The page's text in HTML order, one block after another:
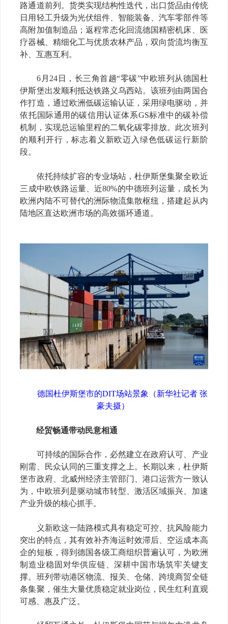
路通道前列。货类实现结构性迭代，出口货品由传统
日用轻工升级为光伏组件、智能装备、汽车零部件等
高附加值制造品；返程常态化回流德国精密机床、医
疗器械、精细化工与优质农林产品，双向货流均衡互
补、互惠互利。
6月24日，长三角首趟“零碳”中欧班列从德国杜
伊斯堡出发顺利抵达铁路义乌西站。该班列由两国合
作打造，通过欧洲低碳运输认证，采用绿电驱动，并
依托国际通用的碳信用认证体系GS标准中的碳补偿
机制，实现总运输里程的二氧化碳零排放。此次班列
的顺利开行，标志着 义新欧迈入绿色低碳运行新阶
段。
依托持续扩容的专业场站，杜伊斯堡集聚全欧近
三成中欧铁路运量、近80%的中德班列运量，成长为
欧洲内陆不可替代的洲际物流集散枢纽，搭建起从内
陆地区直达欧洲市场的高效循环通道。
德国杜伊斯堡市的DIT场站景象（新华社记者 张
豪夫摄）
经贸畅通带动民意相通
可持续的国际合作，必然建立在政府认可、产业
刚需、民众认同的三重支撑之上。长期以来，杜伊斯
堡市政府、北威州经济主管部门、港口运营方一致认
为，中欧班列是驱动城市转型、激活区域振兴、加速
产业升级的核心抓手。
义新欧这一陆路模式具有稳定可控、抗风险能力
突出的特点，其有效补齐海运时效滞后、空运成本高
企的短板，得到德国各级工商组织普遍认可，为欧洲
制造业稳固对华供应链、深耕中国市场筑牢关键支
撑。班列带动港区物流、报关、仓储、跨境商贸全链
条集聚，催生大量优质稳定就业岗位，民生红利直观
可感、惠及广泛。